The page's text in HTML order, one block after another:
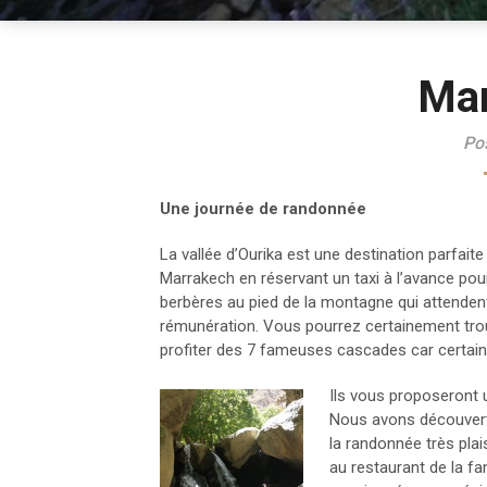
Une journée de randonnée
La vallée d’Ourika est une destination
Marrakech en réservant un taxi à l’avance
berbères au pied de la montagne qui
rémunération. Vous pourrez certainement
profiter des 7 fameuses cascades car
Ils vous proposeront
Nous avons
la randonnée très
au restaurant de la